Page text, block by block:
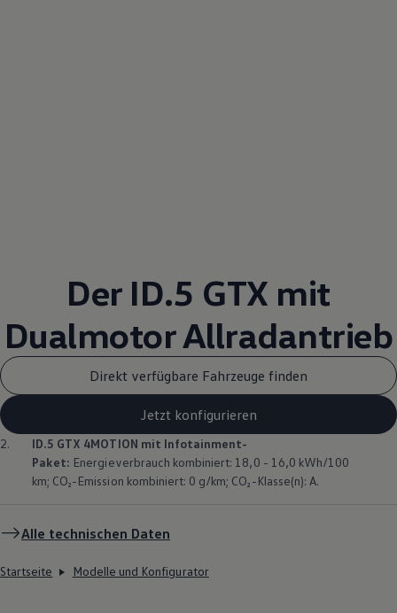
Der ID.5 GTX mit
DualmotorAllradantrieb
Direkt verfügbare Fahrzeuge finden
Jetzt konfigurieren
2. ID.5 GTX 4MOTION mit Infotainment-
Paket: Energieverbrauch kombiniert: 18,0 - 16,0 kWh/100
km; CO₂-Emission kombiniert: 0 g/km; CO₂-Klasse(n): A.
Alle technischen Daten
Startseite Modelle und Konfigurator